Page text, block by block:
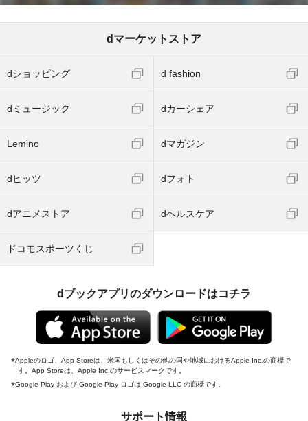
dマーケットストア
dショッピング d fashion
dミュージック dカーシェア
Lemino dマガジン
dヒッツ dフォト
dアニメストア dヘルスケア
ドコモスポーツくじ
dブックアプリのダウンロードはコチラ
Appleのロゴ、App Storeは、米国もしくはその他の国や地域におけるApple Inc.の商標で
す。App Storeは、Apple Inc.のサービスマークです。
Google Play および Google Play ロゴは Google LLC の商標です。
サポート情報